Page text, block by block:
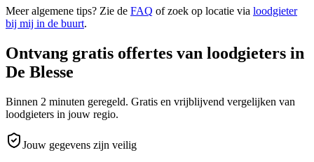
Meer algemene tips? Zie de FAQ of zoek op locatie via loodgieter
bij mij in de buurt.
Ontvang gratis offertes van loodgieters in
De Blesse
Binnen 2 minuten geregeld. Gratis en vrijblijvend vergelijken van
loodgieters in jouw regio.
Jouw gegevens zijn veilig